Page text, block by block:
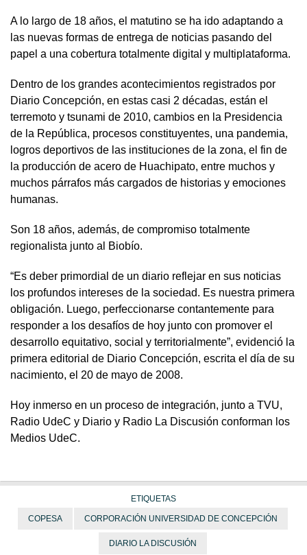
A lo largo de 18 años, el matutino se ha ido adaptando a
las nuevas formas de entrega de noticias pasando del
papel a una cobertura totalmente digital y multiplataforma.
Dentro de los grandes acontecimientos registrados por
Diario Concepción, en estas casi 2 décadas, están el
terremoto y tsunami de 2010, cambios en la Presidencia
de la República, procesos constituyentes, una pandemia,
logros deportivos de las instituciones de la zona, el fin de
la producción de acero de Huachipato, entre muchos y
muchos párrafos más cargados de historias y emociones
humanas.
Son 18 años, además, de compromiso totalmente
regionalista junto al Biobío.
“Es deber primordial de un diario reflejar en sus noticias
los profundos intereses de la sociedad. Es nuestra primera
obligación. Luego, perfeccionarse contantemente para
responder a los desafíos de hoy junto con promover el
desarrollo equitativo, social y territorialmente”, evidenció la
primera editorial de Diario Concepción, escrita el día de su
nacimiento, el 20 de mayo de 2008.
Hoy inmerso en un proceso de integración, junto a TVU,
Radio UdeC y Diario y Radio La Discusión conforman los
Medios UdeC.
ETIQUETAS
COPESA CORPORACIÓN UNIVERSIDAD DE CONCEPCIÓN
DIARIO LA DISCUSIÓN